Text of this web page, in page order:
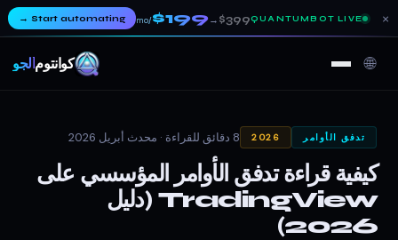
QUANTUMBOT LIVE
$399
→
$199
/mo
Start automating
→ ×
كوانتومألجو 🌐
تدفق الأوامر 2026 8 دقائق للقراءة · محدث أبريل 2026
كيفية قراءة تدفق الأوامر المؤسسي على
TradingView (دليل
2026)